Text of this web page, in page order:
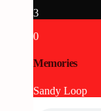
3
0
Memories
Sandy Loop